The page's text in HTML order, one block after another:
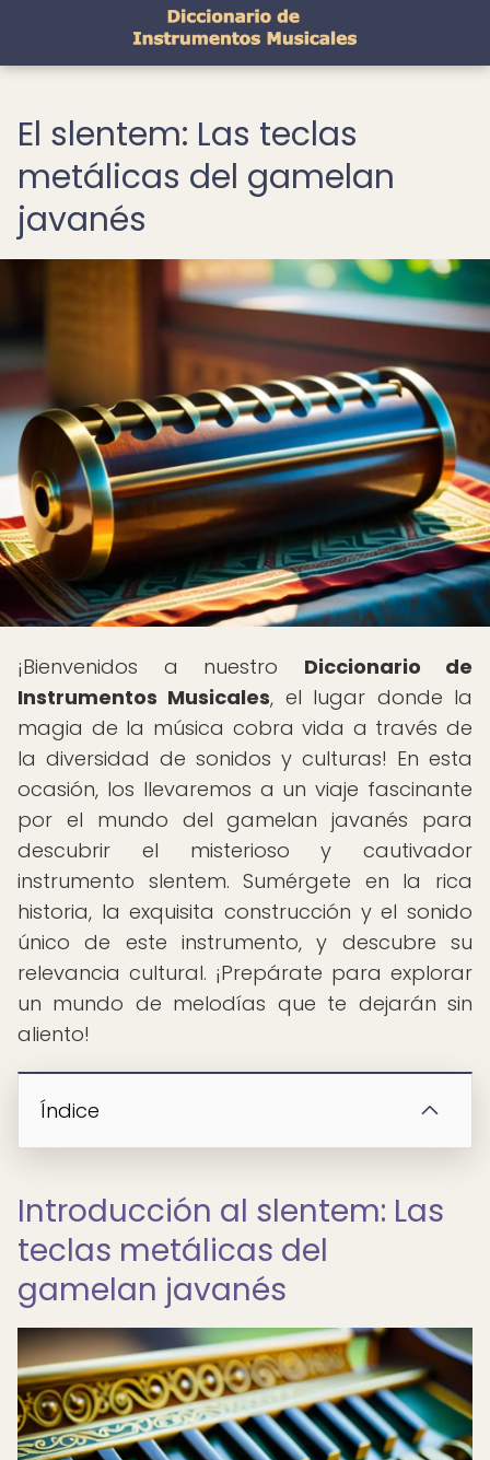
El slentem: Las teclas
metálicas del gamelan
javanés
¡Bienvenidos a nuestro Diccionario de
Instrumentos Musicales, el lugar donde la
magia de la música cobra vida a través de
la diversidad de sonidos y culturas! En esta
ocasión, los llevaremos a un viaje fascinante
por el mundo del gamelan javanés para
descubrir el misterioso y cautivador
instrumento slentem. Sumérgete en la rica
historia, la exquisita construcción y el sonido
único de este instrumento, y descubre su
relevancia cultural. ¡Prepárate para explorar
un mundo de melodías que te dejarán sin
aliento!
Índice
Introducción al slentem: Las
teclas metálicas del
gamelan javanés